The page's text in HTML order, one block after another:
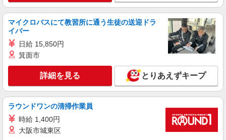
福祉施設での調理員【アルバイト・パート】
時給1,350円以上 ※経験によりスタート時給は
変動します。 ※AP評価制度：あり 年1回の評価
により時給を見直します。 ※アルバイト賞与（寸
志）：あり 年2回。勤続年数により金額UP。
フローレンスケア千鳥町 （東京都大田区千鳥
キープ 詳細を見る
アルバイト パート
株式会社HITOWA フードサービスカンパニー
福祉施設での調理補助【アルバイト・パート】
マイクロバスにて教習所に通う生徒の送迎ドラ
イバー
日給 15,850円
箕面市
詳細を見る とりあえずキープ
ラウンドワンの清掃作業員
時給 1,400円
大阪市城東区